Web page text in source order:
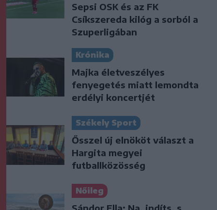
Sepsi OSK és az FK
Csíkszereda kilóg a sorból a
Szuperligában
Krónika
Majka életveszélyes
fenyegetés miatt lemondta
erdélyi koncertjét
Székely Sport
Ősszel új elnököt választ a
Hargita megyei
futballközösség
Nőileg
Sándor Ella: Na, indíts, s